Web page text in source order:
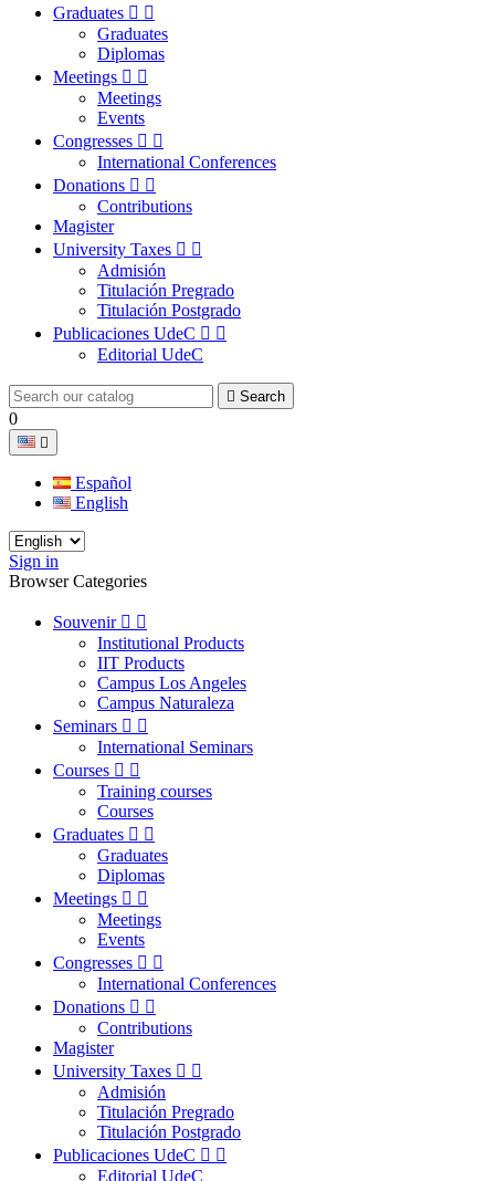
Graduates  
Graduates
Diplomas
Meetings  
Meetings
Events
Congresses  
International Conferences
Donations  
Contributions
Magister
University Taxes  
Admisión
Titulación Pregrado
Titulación Postgrado
Publicaciones UdeC  
Editorial UdeC
 Search
0

Español
English
Sign in
Browser Categories
Souvenir  
Institutional Products
IIT Products
Campus Los Angeles
Campus Naturaleza
Seminars  
International Seminars
Courses  
Training courses
Courses
Graduates  
Graduates
Diplomas
Meetings  
Meetings
Events
Congresses  
International Conferences
Donations  
Contributions
Magister
University Taxes  
Admisión
Titulación Pregrado
Titulación Postgrado
Publicaciones UdeC  
Editorial UdeC